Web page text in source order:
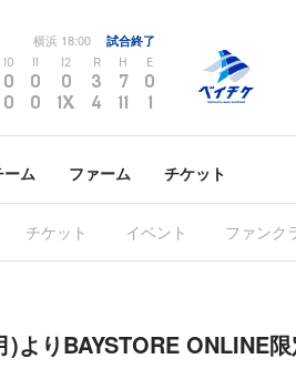
横浜 18:00 試合終了
10 12 R H E
0 0 0 3 7 0
0 0 1X 4 11 1
ーム ファーム チケット
チケット イベント ファンク
)よりBAYSTORE ONLINE